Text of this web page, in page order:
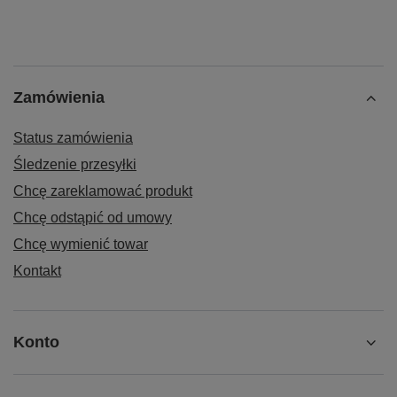
Zamówienia
Status zamówienia
Śledzenie przesyłki
Chcę zareklamować produkt
Chcę odstąpić od umowy
Chcę wymienić towar
Kontakt
Konto